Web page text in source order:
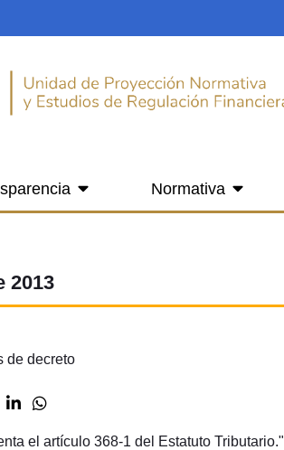
Normativa
2013
el artículo 368-1 del Estatuto Tributario."